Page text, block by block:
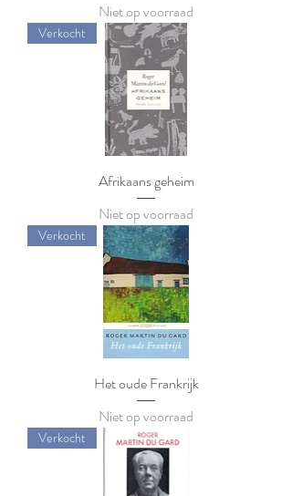
Niet op voorraad
Verkocht
Afrikaans geheim
Niet op voorraad
Verkocht
Het oude Frankrijk
Niet op voorraad
Verkocht